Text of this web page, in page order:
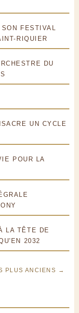
FESTIVAL
RIQUIER
DU
UN CYCLE
POUR LA
LA TÊTE DE
2032
PLUS ANCIENS →